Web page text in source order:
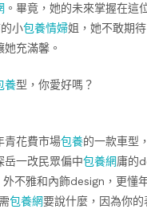
。畢竟，她的未來掌握在這
小包養情婦姐，她不敢期
充滿馨。
養型，你愛好嗎？
青花費市場包養的一款車型，
岳一改民眾偏中包養網庸的
不雅和內飾design，更懂
包養網要說什麼，因為你的